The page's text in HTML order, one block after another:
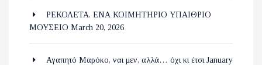
ΡΕΚΟΛΕΤΑ. ΕΝΑ ΚΟΙΜΗΤΗΡΙΟ ΥΠΑΙΘΡΙΟ
ΜΟΥΣΕΙΟ March 20, 2026
Αγαπητό Μαρόκο, ναι μεν, αλλά… όχι κι έτσι January